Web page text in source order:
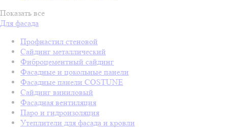
Показать все
Для фасада
Профнастил стеновой
Сайдинг металлический
Фиброцементный сайдинг
Фасадные и цокольные панели
Фасадные панели COSTUNE
Сайдинг виниловый
Фасадная вентиляция
Паро и гидроизоляция
Утеплители для фасада и кровли